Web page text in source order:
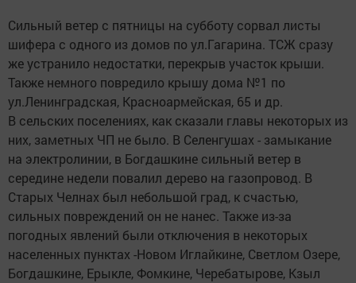
Сильный ветер с пятницы на субботу сорвал листы
шифера с одного из домов по ул.Гагарина. ТСЖ сразу
же устранило недостатки, перекрыв участок крыши.
Также немного повредило крышу дома №1 по
ул.Ленинградская, Красноармейская, 65 и др.
В сельских поселениях, как сказали главы некоторых из
них, заметных ЧП не было. В Селенгушах - замыкание
на электролинии, в Богдашкине сильный ветер в
середине недели повалил дерево на газопровод. В
Старых Челнах был небольшой град, к счастью,
сильных повреждений он не нанес. Также из-за
погодных явлений были отключения в некоторых
населенных пунктах -Новом Иглайкине, Светлом Озере,
Богдашкине, Ерыкле, Фомкине, Черебатырове, Кзыл